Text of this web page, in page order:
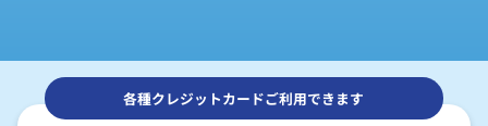
各種クレジットカードご利用できます